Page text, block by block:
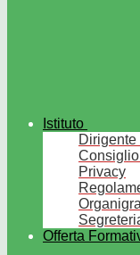
Istituto
Privacy
Offerta